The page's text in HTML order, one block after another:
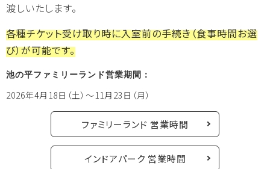
館内のご案内
渡しいたします。
各種チケット受け取り時に入室前の手続き（食事時間お選
び）が可能です。
池の平ファミリーランド営業期間：
2026年4月18日（土）～11月23日（月）
ファミリーランド 営業時間
インドアパーク 営業時間